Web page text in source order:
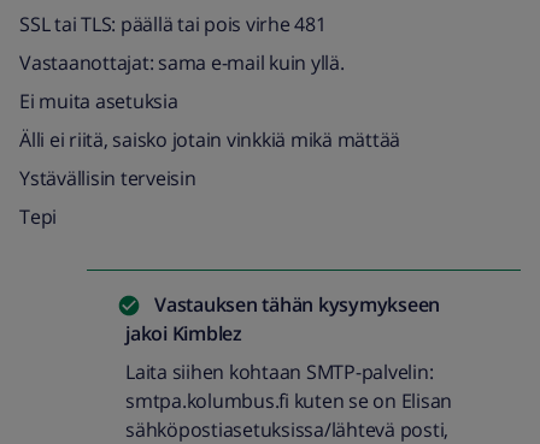
SSL tai TLS: päällä tai pois virhe 481
Vastaanottajat: sama e-mail kuin yllä.
Ei muita asetuksia
Älli ei riitä, saisko jotain vinkkiä mikä mättää
Ystävällisin terveisin
Tepi
Vastauksen tähän kysymykseen
jakoi Kimblez
Laita siihen kohtaan SMTP-palvelin:
smtpa.kolumbus.fi kuten se on Elisan
sähköpostiasetuksissa/lähtevä posti,